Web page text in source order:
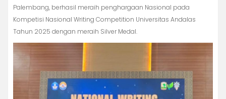
Palembang, berhasil meraih penghargaan Nasional pada
Kompetisi Nasional Writing Competition Universitas Andalas
Tahun 2025 dengan meraih Silver Medal.